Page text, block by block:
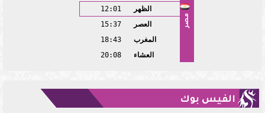
مصر
الظهر
12:01
العصر
15:37
المغرب
18:43
العشاء
20:08
الفيس بوك